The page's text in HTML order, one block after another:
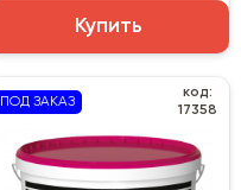
Купить
ПОД ЗАКАЗ
код:
17358